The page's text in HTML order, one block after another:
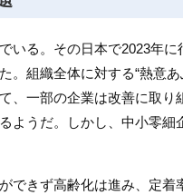
いる。その日本で2023年
。組織全体に対する“熱意
、一部の企業は改善に取り
ようだ。しかし、中小零細
できず高齢化は進み、定着